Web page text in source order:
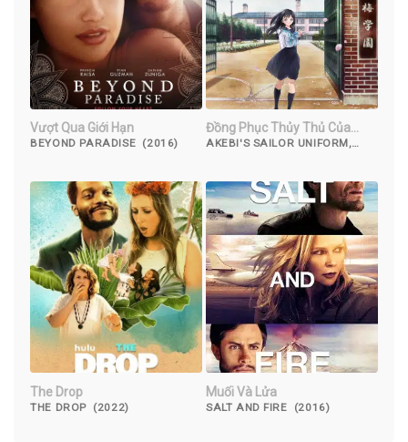
Vượt Qua Giới Hạn
BEYOND PARADISE (2016)
Đồng Phục Thủy Thủ Của
Akebi
AKEBI'S SAILOR UNIFORM,
The Drop
THE DROP (2022)
Muối Và Lửa
SALT AND FIRE (2016)